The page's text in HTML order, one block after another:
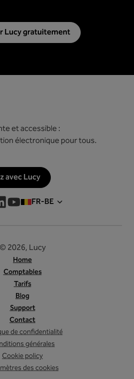
Lucy gratuitement
et accessible :
électronique pour tous.
avec Lucy
FR-BE
© 2026, Lucy
Home
Comptables
Tarifs
Blog
Support
Contact
de confidentialité
générales
Cookie policy
des cookies